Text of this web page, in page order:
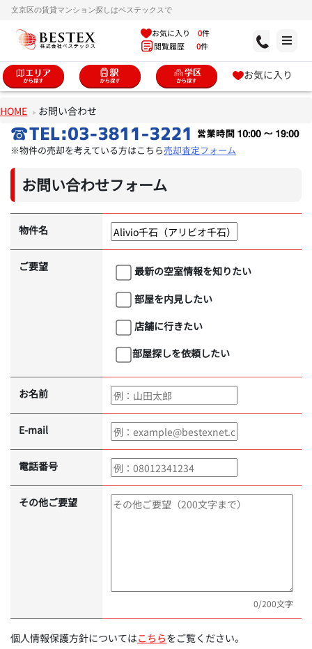
文京区の賃貸マンション探しはベステックスで
お気に入り 0件
閲覧履歴 0件
お気に入り
HOME お問い合わせ
※物件の売却を考えている方はこちら売却査定フォーム
お問い合わせフォーム
物件名
ご要望
最新の空室情報を知りたい
部屋を内見したい
店舗に行きたい
部屋探しを依頼したい
お名前
E-mail
電話番号
その他ご要望
0/200文字
個人情報保護方針についてはこちらをご覧ください。